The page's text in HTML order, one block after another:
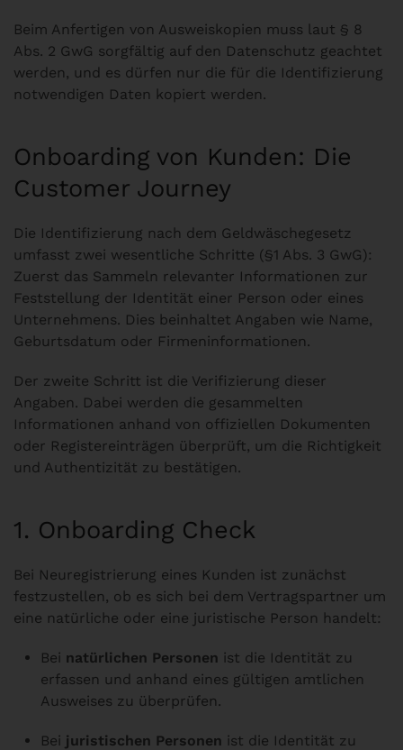
Beim Anfertigen von Ausweiskopien muss laut § 8
Abs. 2 GwG sorgfältig auf den Datenschutz geachtet
werden, und es dürfen nur die für die Identifizierung
notwendigen Daten kopiert werden.
Onboarding von Kunden: Die
Customer Journey
Die Identifizierung nach dem Geldwäschegesetz
umfasst zwei wesentliche Schritte (§1 Abs. 3 GwG):
Zuerst das Sammeln relevanter Informationen zur
Feststellung der Identität einer Person oder eines
Unternehmens. Dies beinhaltet Angaben wie Name,
Geburtsdatum oder Firmeninformationen.
Der zweite Schritt ist die Verifizierung dieser
Angaben. Dabei werden die gesammelten
Informationen anhand von offiziellen Dokumenten
oder Registereinträgen überprüft, um die Richtigkeit
und Authentizität zu bestätigen.
1. Onboarding Check
Bei Neuregistrierung eines Kunden ist zunächst
festzustellen, ob es sich bei dem Vertragspartner um
eine natürliche oder eine juristische Person handelt:
Bei natürlichen Personen ist die Identität zu
erfassen und anhand eines gültigen amtlichen
Ausweises zu überprüfen.
Bei juristischen Personen ist die Identität zu